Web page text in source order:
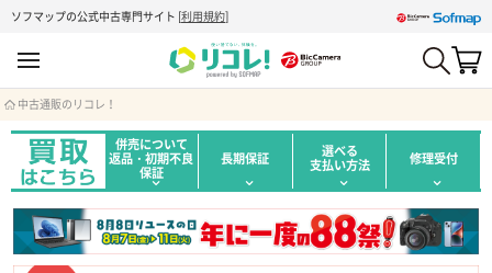
ソフマップの公式中古専門サイト [利用規約]
中古通販のリコレ！
併売について
返品・初期不良
保証
長期保証 選べる
支払い方法 修理受付